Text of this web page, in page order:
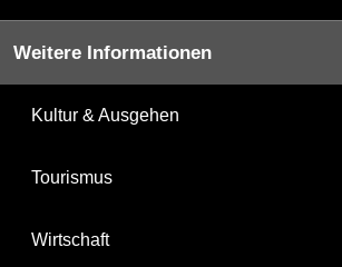
Weitere Informationen
Kultur & Ausgehen
Tourismus
Wirtschaft